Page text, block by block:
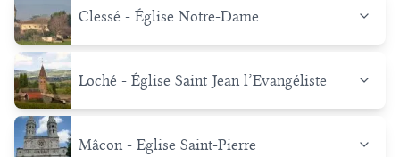
Clessé - Église Notre-Dame
Loché - Église Saint Jean l’Evangéliste
Mâcon - Eglise Saint-Pierre